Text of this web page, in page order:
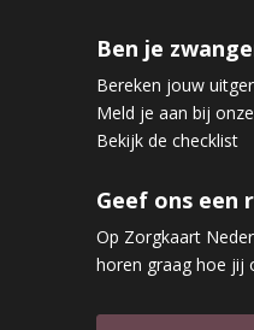
Ben je
Bereken jouw
Meld je aan bij
Bekijk de checklist
Geef ons een
Op Zorgkaart
horen graag hoe jij